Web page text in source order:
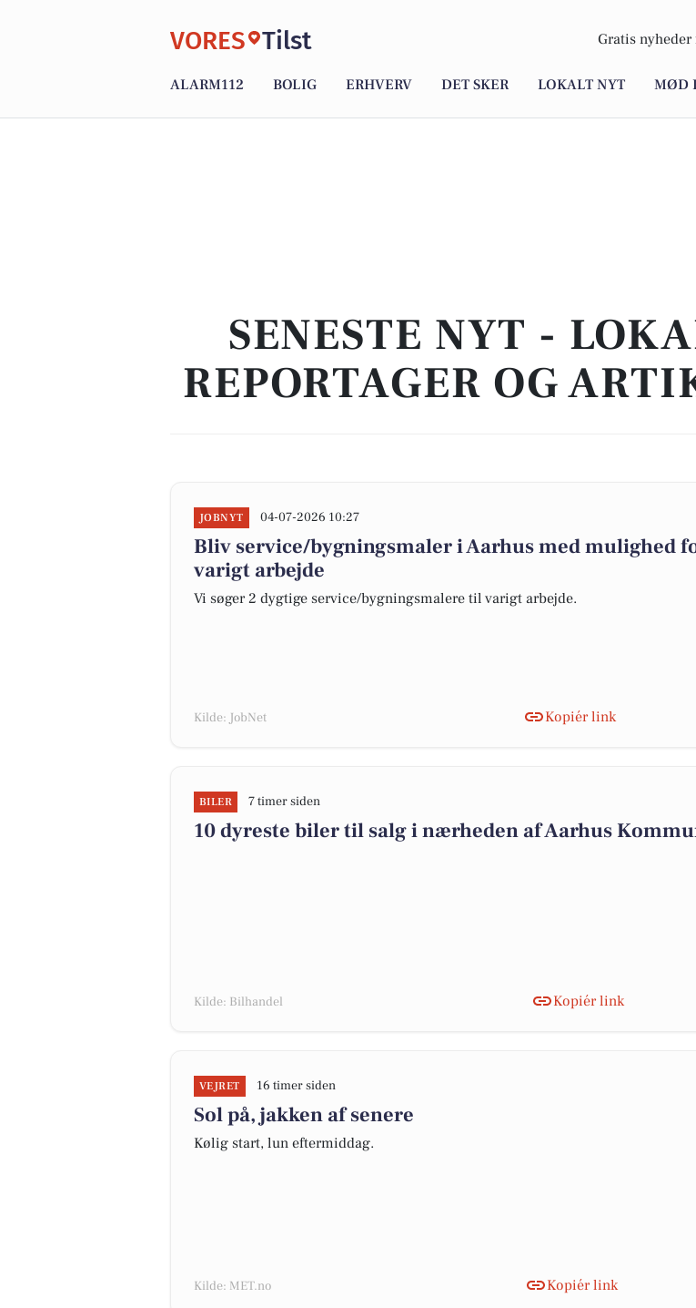
VORES Tilst Gratis nyheder
ALARM112 BOLIG ERHVERV DET SKER LOKALT NYT MØD
SENESTE NYT -
REPORTAGER OG
JOBNYT 04-07-2026 10:27
Bliv service/bygningsmaler i Aarhus med mulighed
varigt arbejde
Vi søger 2 dygtige service/bygningsmalere til varigt arbejde.
Kilde: JobNet Kopiér link
BILER 7 timer siden
10 dyreste biler til salg i nærheden af Aarhus
Kilde: Bilhandel Kopiér link
VEJRET 16 timer siden
Sol på, jakken af senere
Kølig start, lun eftermiddag.
Kilde: MET.no Kopiér link